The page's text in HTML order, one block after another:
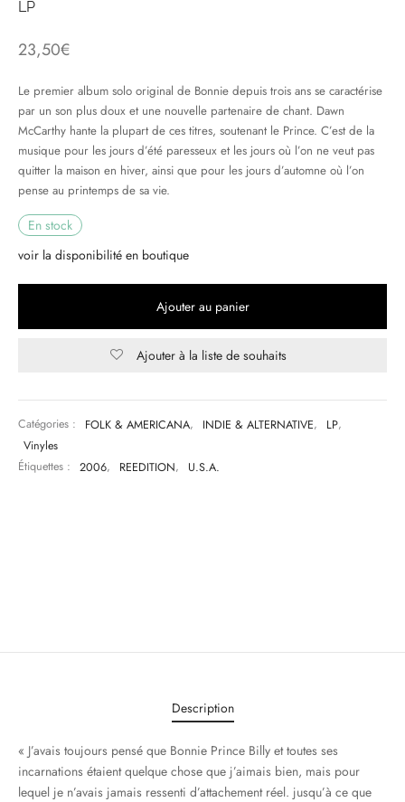
LP
23,50€
Le premier album solo original de Bonnie depuis trois ans se caractérise
par un son plus doux et une nouvelle partenaire de chant. Dawn
McCarthy hante la plupart de ces titres, soutenant le Prince. C’est de la
musique pour les jours d’été paresseux et les jours où l’on ne veut pas
quitter la maison en hiver, ainsi que pour les jours d’automne où l’on
pense au printemps de sa vie.
En stock
voir la disponibilité en boutique
Ajouter au panier
Ajouter à la liste de souhaits
Catégories : FOLK & AMERICANA, INDIE & ALTERNATIVE, LP,
Vinyles
Étiquettes :
2006, REEDITION, U.S.A.
Description
« J’avais toujours pensé que Bonnie Prince Billy et toutes ses
incarnations étaient quelque chose que j’aimais bien, mais pour
lequel je n’avais jamais ressenti d’attachement réel. jusqu’à ce que
HIP-HOP
MUSIQUES IMPROVISEES
DU MONDE
CLASSIQUE